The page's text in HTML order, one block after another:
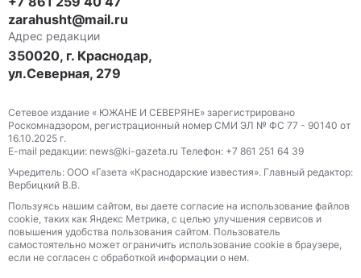
zarahusht@mail.ru
Адрес редакции
350020, г. Краснодар,
ул.Северная, 279
Сетевое издание « ЮЖАНЕ И СЕВЕРЯНЕ» зарегистрировано
Роскомнадзором, регистрационный номер СМИ ЭЛ № ФС 77 - 90140 от
16.10.2025 г.
E-mail редакции: news@ki-gazeta.ru Телефон: +7 861 251 64 39
Учредитель: ООО «Газета «Краснодарские известия». Главный редактор:
Вербицкий В.В.
Пользуясь нашим сайтом, вы даете согласие на использование файлов
сооkіе, таких как Яндекс Метрика, с целью улучшения сервисов и
повышения удобства пользования сайтом. Пользователь
самостоятельно может ограничить использование сооkіе в браузере,
если не согласен с обработкой информации о нем.